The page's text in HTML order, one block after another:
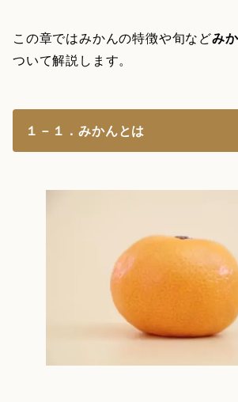
この章ではみかんの特徴や旬などみ
ついて解説します。
１－１．みかんとは